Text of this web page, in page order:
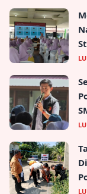
Kolaborasi
Qodari
Verifikasi
News - 7, May,
Selengkapnya →